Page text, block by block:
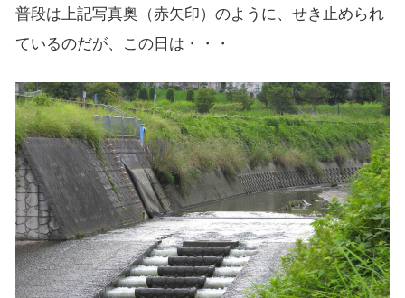
普段は上記写真奥（赤矢印）のように、せき止められ
ているのだが、この日は・・・